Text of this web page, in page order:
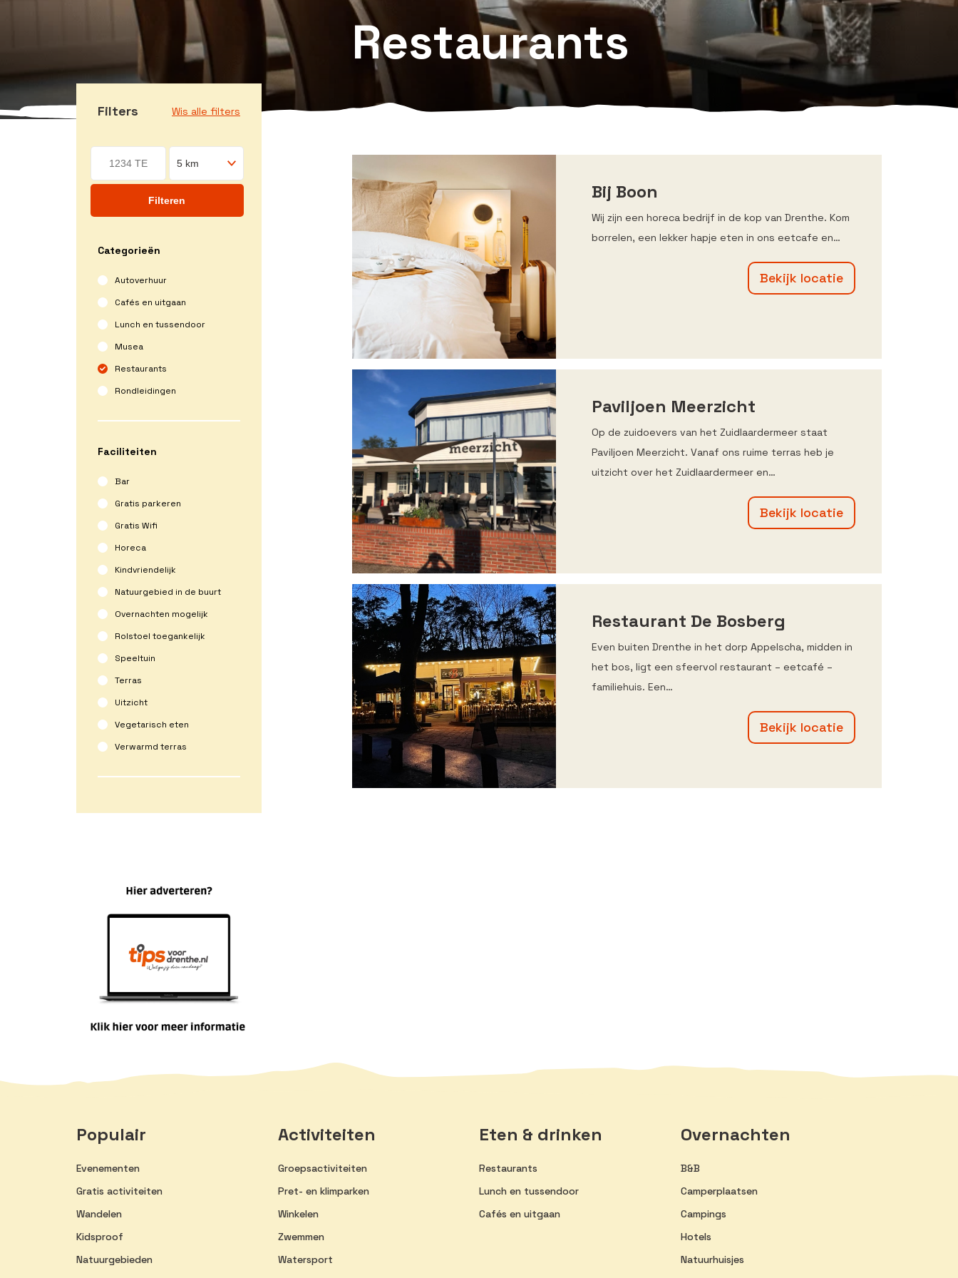
Restaurants
Filters Wis alle filters
Filteren
Categorieën
Autoverhuur
Cafés en uitgaan
Lunch en tussendoor
Musea
Restaurants
Rondleidingen
Faciliteiten
Bar
Gratis parkeren
Gratis Wifi
Horeca
Kindvriendelijk
Natuurgebied in de buurt
Overnachten mogelijk
Rolstoel toegankelijk
Speeltuin
Terras
Uitzicht
Vegetarisch eten
Verwarmd terras
Bij Boon
Wij zijn een horeca bedrijf in de kop van Drenthe. Kom
borrelen, een lekker hapje eten in ons eetcafe en…
Bekijk locatie
Paviljoen Meerzicht
Op de zuidoevers van het Zuidlaardermeer staat
Paviljoen Meerzicht. Vanaf ons ruime terras heb je
uitzicht over het Zuidlaardermeer en…
Bekijk locatie
Restaurant De Bosberg
Even buiten Drenthe in het dorp Appelscha, midden in
het bos, ligt een sfeervol restaurant – eetcafé –
familiehuis. Een…
Bekijk locatie
Populair
Evenementen
Gratis activiteiten
Wandelen
Kidsproof
Natuurgebieden
Activiteiten
Groepsactiviteiten
Pret- en klimparken
Winkelen
Zwemmen
Watersport
Eten & drinken
Restaurants
Lunch en tussendoor
Cafés en uitgaan
Overnachten
B&B
Camperplaatsen
Campings
Hotels
Natuurhuisjes